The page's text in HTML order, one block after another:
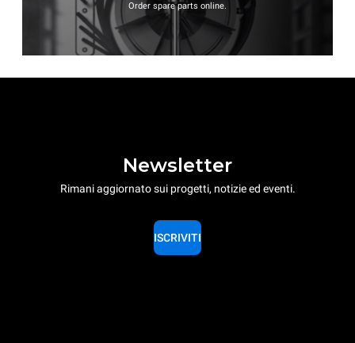
Order spare parts online.
Newsletter
Rimani aggiornato sui progetti, notizie ed eventi.
ISCRIVITI